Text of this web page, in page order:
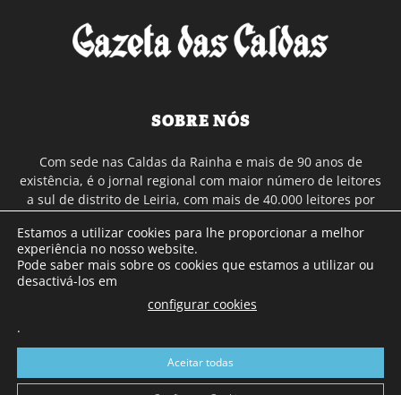
SOBRE NÓS
Com sede nas Caldas da Rainha e mais de 90 anos de
existência, é o jornal regional com maior número de leitores
a sul de distrito de Leiria, com mais de 40.000 leitores por
Continental e assinatura online.
SIGA-NOS
Estamos a utilizar cookies para lhe proporcionar a melhor
experiência no nosso website.
Pode saber mais sobre os cookies que estamos a utilizar ou
desactivá-los em
configurar cookies
.
Aceitar todas